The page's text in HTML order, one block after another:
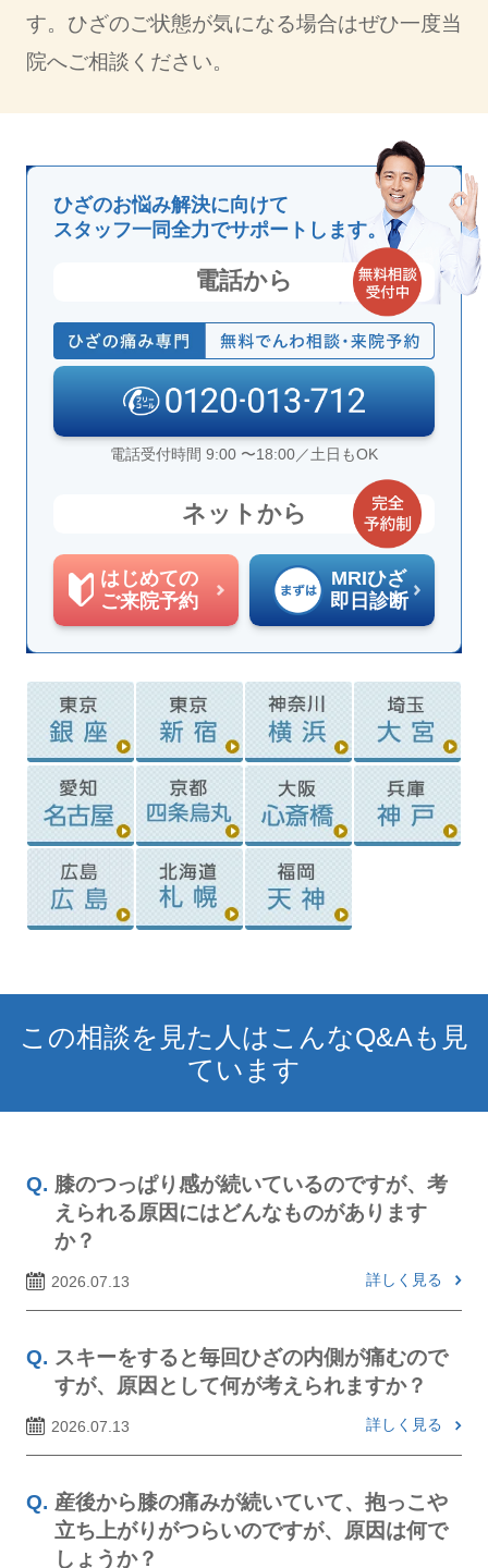
す。ひざのご状態が気になる場合はぜひ一度当
院へご相談ください。
ひざのお悩み解決に向けて
スタッフ一同全力でサポートします。
電話から
電話受付時間 9:00 〜18:00／土日もOK
ネットから
はじめての
ご来院予約
MRIひざ
即日診断
この相談を見た人はこんなQ&Aも見
ています
膝のつっぱり感が続いているのですが、考
えられる原因にはどんなものがあります
か？
2026.07.13 詳しく見る
スキーをすると毎回ひざの内側が痛むので
すが、原因として何が考えられますか？
2026.07.13 詳しく見る
産後から膝の痛みが続いていて、抱っこや
立ち上がりがつらいのですが、原因は何で
しょうか？